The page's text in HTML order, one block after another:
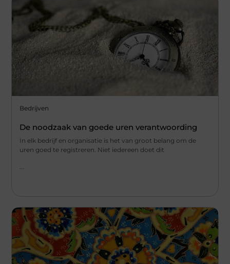
Bedrijven
De noodzaak van goede uren verantwoording
In elk bedrijf en organisatie is het van groot belang om de
uren goed te registreren. Niet iedereen doet dit